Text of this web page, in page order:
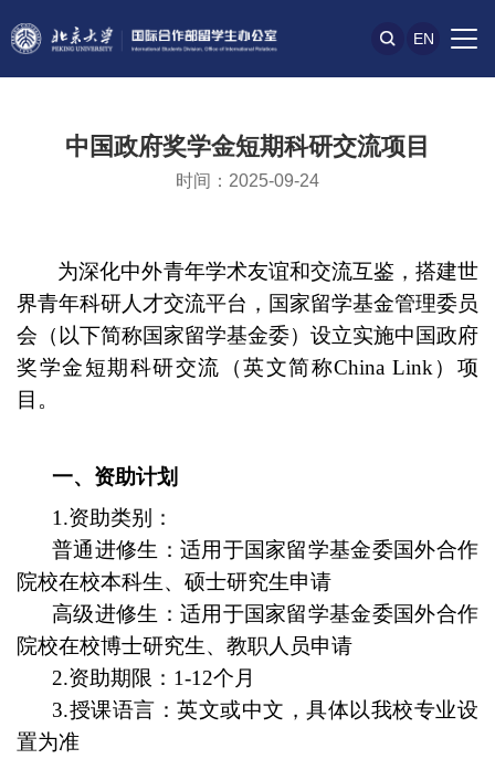
EN
中国政府奖学金短期科研交流项目
时间：2025-09-24
为深化中外青年学术友谊和交流互鉴，搭建世
界青年科研人才交流平台，国家留学基金管理委员
会（以下简称国家留学基金委）设立实施中国政府
奖学金短期科研交流（英文简称China Link）项
目。
一、资助计划
1.资助类别：
普通进修生：适用于国家留学基金委国外合作
院校在校本科生、硕士研究生申请
高级进修生：适用于国家留学基金委国外合作
院校在校博士研究生、教职人员申请
2.资助期限：1-12个月
3.授课语言：英文或中文，具体以我校专业设
置为准